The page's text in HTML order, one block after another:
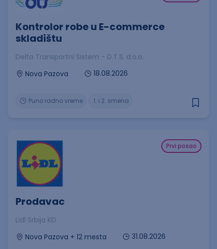
Kontrolor robe u E-commerce
skladištu
Delta Transportni Sistem - D.T.S. d.o.o.
Nova Pazova
18.08.2026
1. i 2. smena
Puno radno vreme
Prvi posao
Prodavac
Lidl Srbija KD
Nova Pazova + 12 mesta
31.08.2026